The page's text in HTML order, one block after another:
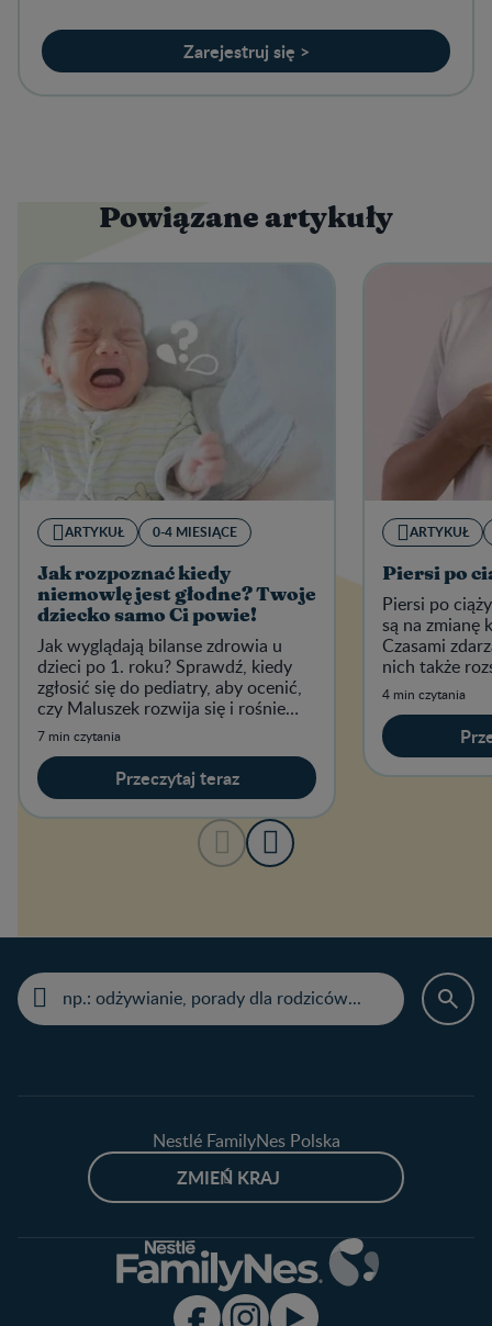
Zarejestruj się >
Powiązane artykuły
ARTYKUŁ 0-4 MIESIĄCE
Jak rozpoznać kiedy
niemowlę jest głodne? Twoje
dziecko samo Ci powie!
Jak wyglądają bilanse zdrowia u
dzieci po 1. roku? Sprawdź, kiedy
zgłosić się do pediatry, aby ocenić,
czy Maluszek rozwija się i rośnie
prawidłowo.
7 min czytania
Przeczytaj teraz
ARTYKUŁ
Piersi po
Piersi po
są na zmianę
Czasami
nich także
4 min czytania
Nestlé FamilyNes Polska
ZMIEŃ KRAJ